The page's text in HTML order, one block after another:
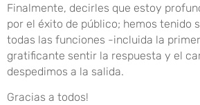
Finalmente, decirles que estoy
por el éxito de público; hemos tenido
todas las funciones -incluida la
gratificante sentir la respuesta y el
despedimos a la salida.
Gracias a todos!